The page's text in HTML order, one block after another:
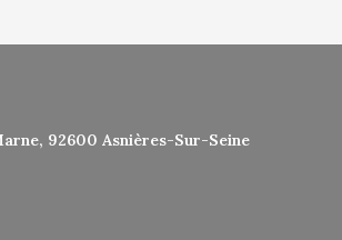
92600 Asnières-Sur-Seine